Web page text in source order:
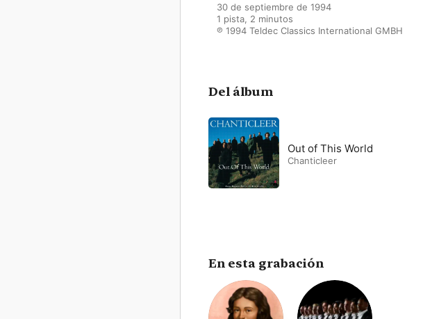
30 de septiembre de 1994
1 pista, 2 minutos
℗ 1994 Teldec Classics International GMBH
Del álbum
Out of This World
Chanticleer
En esta grabación